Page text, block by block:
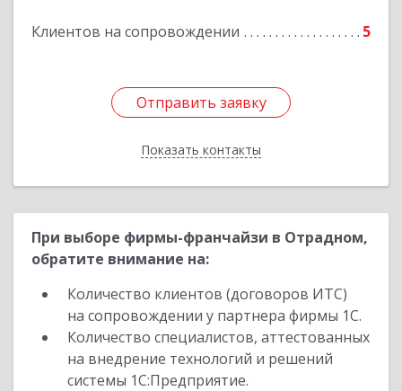
Клиентов на сопровождении 5
Отправить заявку
Показать контакты
Отправить заявку
Назад
При выборе фирмы-франчайзи в Отрадном,
обратите внимание на:
Количество клиентов (договоров ИТС)
на сопровождении у партнера фирмы 1С.
Количество специалистов, аттестованных
на внедрение технологий и решений
системы 1С:Предприятие.